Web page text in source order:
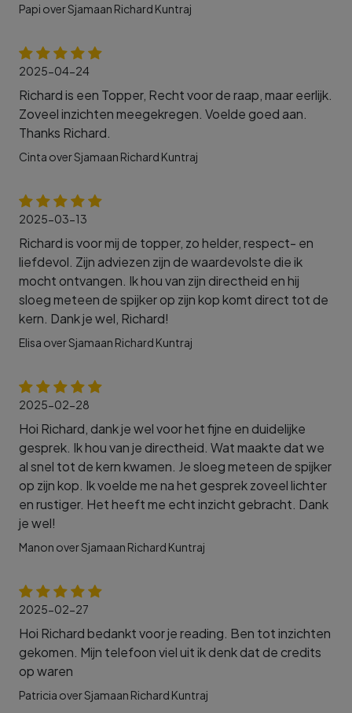
Papi over Sjamaan Richard Kuntraj
2025-04-24
Richard is een Topper, Recht voor de raap, maar eerlijk.
Zoveel inzichten meegekregen. Voelde goed aan.
Thanks Richard.
Cinta over Sjamaan Richard Kuntraj
2025-03-13
Richard is voor mij de topper, zo helder, respect- en
liefdevol. Zijn adviezen zijn de waardevolste die ik
mocht ontvangen. Ik hou van zijn directheid en hij
sloeg meteen de spijker op zijn kop komt direct tot de
kern. Dank je wel, Richard!
Elisa over Sjamaan Richard Kuntraj
2025-02-28
Hoi Richard, dank je wel voor het fijne en duidelijke
gesprek. Ik hou van je directheid. Wat maakte dat we
al snel tot de kern kwamen. Je sloeg meteen de spijker
op zijn kop. Ik voelde me na het gesprek zoveel lichter
en rustiger. Het heeft me echt inzicht gebracht. Dank
je wel!
Manon over Sjamaan Richard Kuntraj
2025-02-27
Hoi Richard bedankt voor je reading. Ben tot inzichten
gekomen. Mijn telefoon viel uit ik denk dat de credits
op waren
Patricia over Sjamaan Richard Kuntraj